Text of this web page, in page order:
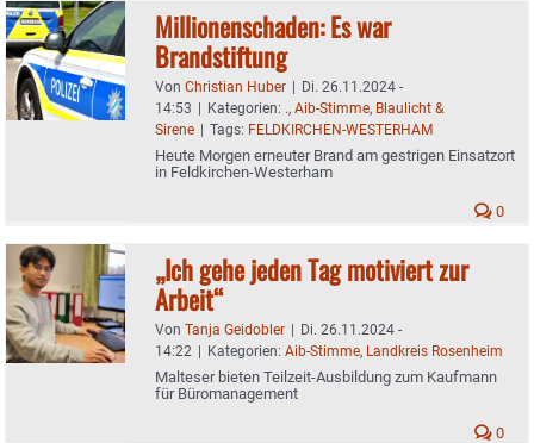
Millionenschaden: Es war
Brandstiftung
Von Christian Huber | Di. 26.11.2024 -
14:53 | Kategorien: ., Aib-Stimme, Blaulicht &
Sirene | Tags: FELDKIRCHEN-WESTERHAM
Heute Morgen erneuter Brand am gestrigen Einsatzort
in Feldkirchen-Westerham
0
„Ich gehe jeden Tag motiviert zur
Arbeit“
Von Tanja Geidobler | Di. 26.11.2024 -
14:22 | Kategorien: Aib-Stimme, Landkreis Rosenheim
Malteser bieten Teilzeit-Ausbildung zum Kaufmann
für Büromanagement
0